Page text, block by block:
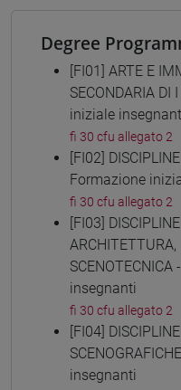
Degree
[FI01] ARTE E
SECONDARIA
iniziale
fi 30 cfu allegato 2
[FI02]
Formazione
fi 30 cfu allegato 2
[FI03]
ARCHITETTURA,
insegnanti
fi 30 cfu allegato 2
[FI04]
insegnanti